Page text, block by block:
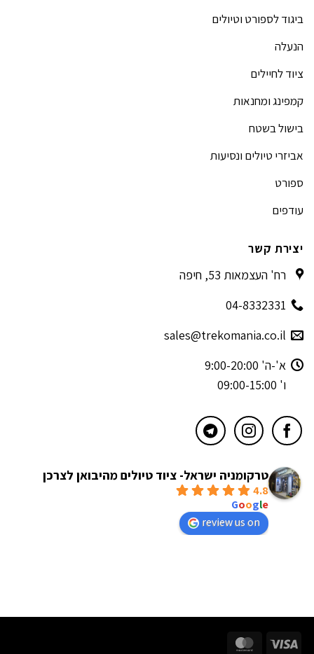
ביגוד לספורט וטיולים
הנעלה
ציוד לחיילים
קמפינג ומחנאות
בישול בשטח
אביזרי טיולים ונסיעות
ספורט
עודפים
יצירת קשר
רח' העצמאות 53, חיפה
04-8332331
sales@trekomania.co.il
א'-ה' 9:00-20:00
ו' 09:00-15:00
טרקומניה ישראל- ציוד טיולים מהיבואן לצרכן
4.8
Google
review us on
Visa